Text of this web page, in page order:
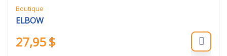
Boutique
ELBOW
27,95$